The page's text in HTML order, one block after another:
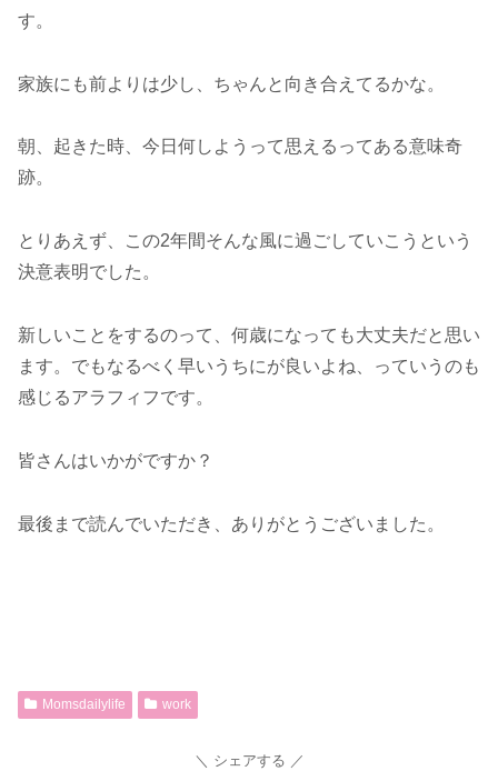
す。
家族にも前よりは少し、ちゃんと向き合えてるかな。
朝、起きた時、今日何しようって思えるってある意味奇
跡。
とりあえず、この2年間そんな風に過ごしていこうという
決意表明でした。
新しいことをするのって、何歳になっても大丈夫だと思い
ます。でもなるべく早いうちにが良いよね、っていうのも
感じるアラフィフです。
皆さんはいかがですか？
最後まで読んでいただき、ありがとうございました。
Momsdailylife work
シェアする